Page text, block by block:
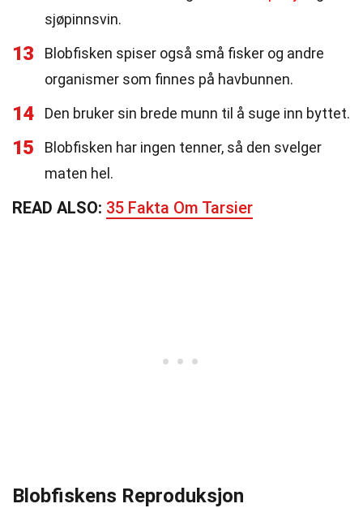
sjøpinnsvin.
13
Blobfisken spiser også små fisker og andre
organismer som finnes på havbunnen.
14 Den bruker sin brede munn til å suge inn byttet.
15
Blobfisken har ingen tenner, så den svelger
maten hel.
READ ALSO: 35 Fakta Om Tarsier
Blobfiskens Reproduksjon